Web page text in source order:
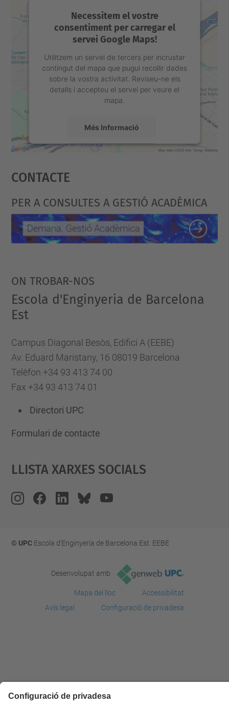
Necessitem el vostre
consentiment per carregar el
servei Google Maps!
Utilitzem un servei de tercers per incrustar
contingut del mapa que pugui recollir dades
sobre la vostra activitat. Reviseu-ne els
detalls i accepteu el servei per veure el
mapa.
Més Informació
powered by
Contacte
PER A CONSULTES A GESTIÓ ACADÈMICA
ON TROBAR-NOS
Escola d'Enginyeria de Barcelona
Est
Campus Diagonal Besòs, Edifici A (EEBE)
Av. Eduard Maristany, 16 08019 Barcelona
Telèfon +34 93 413 74 00
Fax +34 93 413 74 01
Directori UPC
Formulari de contacte
Llista Xarxes Socials
© UPCEscola d'Enginyeria de Barcelona Est. EEBE
Desenvolupat amb
Mapa del lloc
Accessibilitat
Avís legal
Configuració de privadesa